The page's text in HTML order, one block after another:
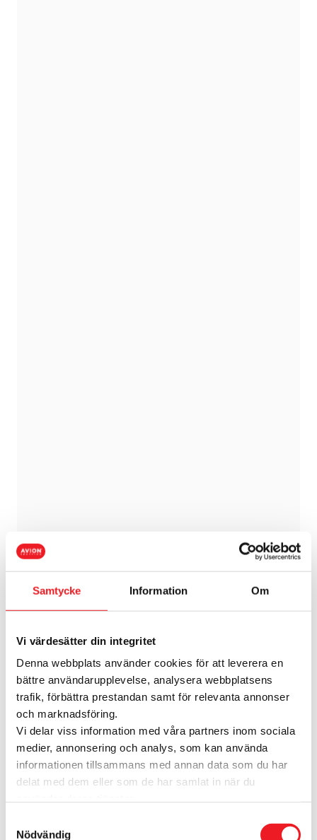
Samtycke Information Om
Vi värdesätter din integritet
Denna webbplats använder cookies för att leverera en
bättre användarupplevelse, analysera webbplatsens
trafik, förbättra prestandan samt för relevanta annonser
och marknadsföring.
Vi delar viss information med våra partners inom sociala
medier, annonsering och analys, som kan använda
informationen tillsammans med annan data som du har
delat med dem eller som de har samlat in när du
Nödvändig